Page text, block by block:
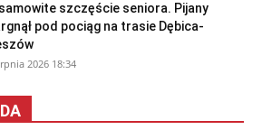
szczęście seniora. Pijany
pod pociąg na trasie Dębica-
2026 18:34